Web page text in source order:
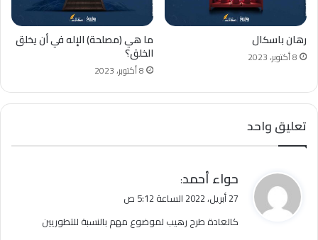
رهان باسكال
8 أكتوبر، 2023
ما هي (مصلحة) الإله في أن يخلق
الخلق؟
8 أكتوبر، 2023
تعليق واحد
ي
ق
ل
حواء أحمد:
27 أبريل، 2022 الساعة 5:12 ص
كالعادة طرح رهيب لموضوع مهم بالنسبة للتطوريين